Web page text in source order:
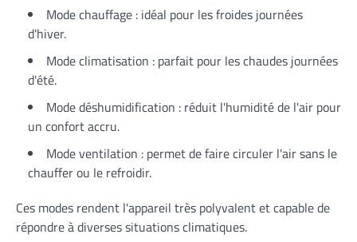
Mode chauffage : idéal pour les froides journées
d'hiver.
Mode climatisation : parfait pour les chaudes journées
d'été.
Mode déshumidification : réduit l'humidité de l'air pour
un confort accru.
Mode ventilation : permet de faire circuler l'air sans le
chauffer ou le refroidir.
Ces modes rendent l'appareil très polyvalent et capable de
répondre à diverses situations climatiques.